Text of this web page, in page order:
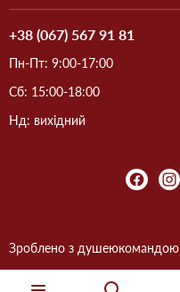
+38 (067) 567 91 81
Пн-Пт: 9:00-17:00
Сб: 15:00-18:00
Нд: вихідний
Зроблено з душеюкомандою